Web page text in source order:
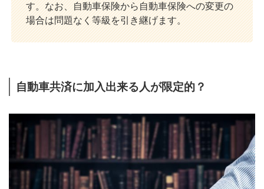
す。なお、自動車保険から自動車保険への変更の
場合は問題なく等級を引き継げます。
自動車共済に加入出来る人が限定的？